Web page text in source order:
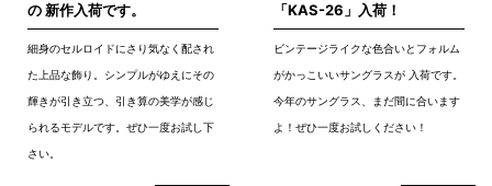
の 新作入荷です。
細身のセルロイドにさり気なく配され
た上品な飾り。シンプルがゆえにその
輝きが引き立つ、引き算の美学が感じ
られるモデルです。ぜひ一度お試し下
さい。
「KAS-26」入荷！
ビンテージライクな色合いとフォルム
がかっこいいサングラスが 入荷です。
今年のサングラス、まだ間に合います
よ！ぜひ一度お試しください！